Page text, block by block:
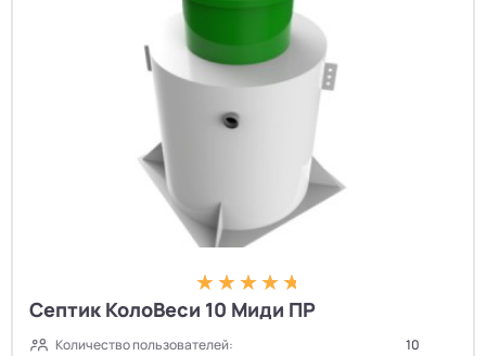
Септик КолоВеси 10 Миди ПР
Количество пользователей:
10